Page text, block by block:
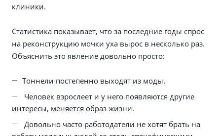
клиники.
Статистика показывает, что за последние годы спрос
на реконструкцию мочки уха вырос в несколько раз.
Объяснить это явление довольно просто:
Тоннели постепенно выходят из моды.
Человек взрослеет и у него появляются другие
интересы, меняется образ жизни.
Довольно часто работодатели не хотят брать на